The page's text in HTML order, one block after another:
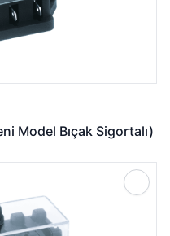
Model Bıçak Sigortalı)